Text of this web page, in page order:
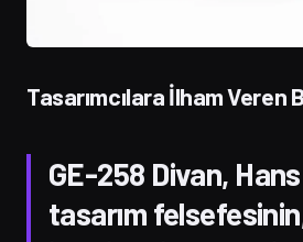
Tasarımcılara İlham Veren
GE-258 Divan,
tasarım